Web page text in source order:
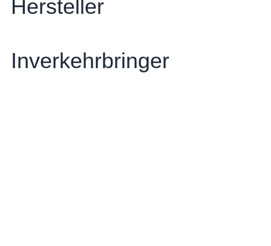
Hersteller
Inverkehrbringer